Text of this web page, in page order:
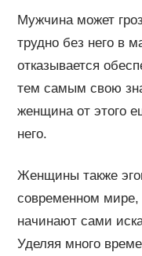
Мужчина может
трудно без него в
отказывается
тем самым свою
женщина от этого
него.
Женщины также
современном мире,
начинают сами
Уделяя много